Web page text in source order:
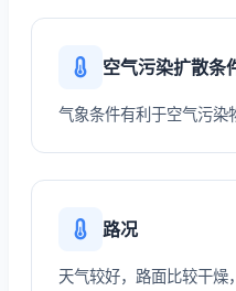
空气污染扩散条
气象条件有利于空气污染
路况
天气较好，路面比较干燥